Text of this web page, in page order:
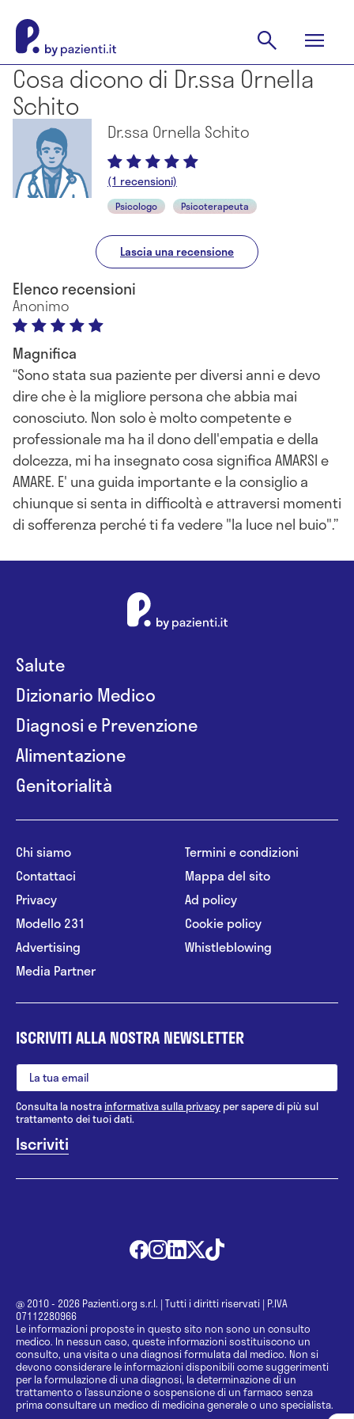
Cosa dicono di Dr.ssa Ornella
Schito
Dr.ssa Ornella Schito
(1 recensioni)
Psicologo Psicoterapeuta
Lascia una recensione
Elenco recensioni
Anonimo
Magnifica
Sono stata sua paziente per diversi anni e devo
dire che è la migliore persona che abbia mai
conosciuto. Non solo è molto competente e
professionale ma ha il dono dell'empatia e della
dolcezza, mi ha insegnato cosa significa AMARSI e
AMARE. E' una guida importante e la consiglio a
chiunque si senta in difficoltà e attraversi momenti
di sofferenza perché ti fa vedere "la luce nel buio".
Salute
Dizionario Medico
Diagnosi e Prevenzione
Alimentazione
Genitorialità
Chi siamo
Contattaci
Privacy
Modello 231
Advertising
Media Partner
Termini e condizioni
Mappa del sito
Ad policy
Cookie policy
Whistleblowing
ISCRIVITI ALLA NOSTRA NEWSLETTER
Consulta la nostrainformativa sulla privacy per sapere di più sul
trattamento dei tuoi dati.
@ 2010 - 2026 Pazienti.org s.r.l. | Tutti i diritti riservati | P.IVA
07112280966
Le informazioni proposte in questo sito non sono un consulto
medico. In nessun caso, queste informazioni sostituiscono un
consulto, una visita o una diagnosi formulata dal medico. Non si
devono considerare le informazioni disponibili come suggerimenti
per la formulazione di una diagnosi, la determinazione di un
trattamento o l’assunzione o sospensione di un farmaco senza
prima consultare un medico di medicina generale o uno specialista.